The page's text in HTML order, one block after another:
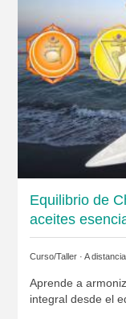
Equilibrio de
aceites
Curso/Taller · A
Aprende a
integral desde el